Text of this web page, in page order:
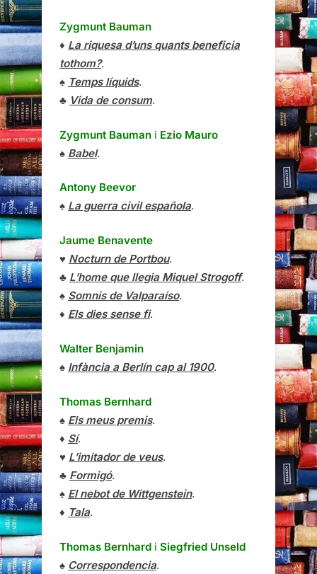
Zygmunt Bauman
♦ La riquesa d’uns quants beneficia
tothom?.
♠ Temps líquids.
♣ Vida de consum.
Zygmunt Bauman i Ezio Mauro
♠ Babel.
Antony Beevor
♠ La guerra civil española.
Jaume Benavente
♥ Nocturn de Portbou.
♣ L’home que llegia Miquel Strogoff.
♠ Somnis de Valparaíso.
♦ Els dies sense fi.
Walter Benjamin
♠ Infància a Berlín cap al 1900.
Thomas Bernhard
♠ Els meus premis.
♦ Sí.
♥ L’imitador de veus.
♣ Formigó.
♠ El nebot de Wittgenstein.
♦ Tala.
Thomas Bernhard i Siegfried Unseld
♠ Correspondencia.